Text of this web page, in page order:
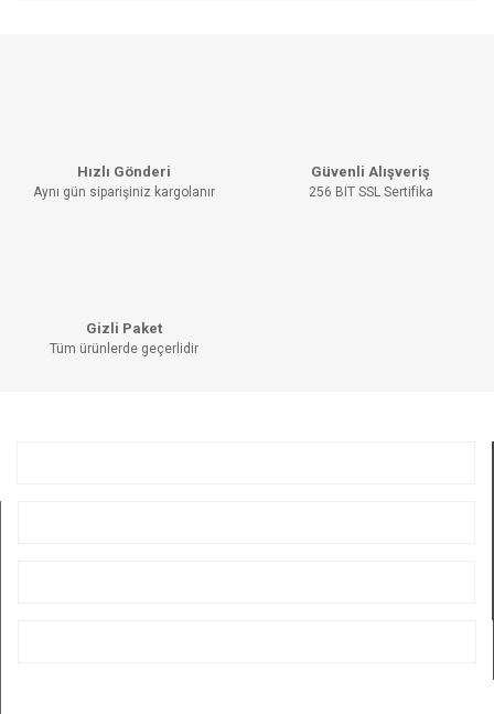
Ürün açıklamasında eksik bilgiler bulunuyor.
Hızlı Gönderi
Aynı gün siparişiniz kargolanır
Güvenli Alışveriş
256 BIT SSL Sertifika
Gizli Paket
Tüm ürünlerde geçerlidir